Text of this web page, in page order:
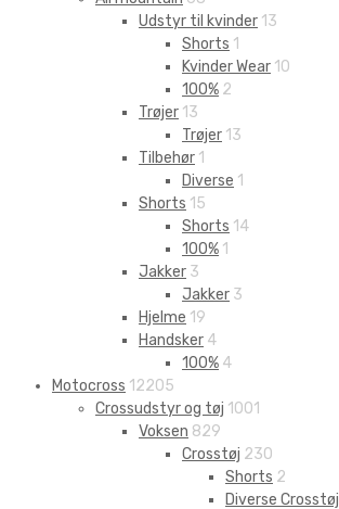
Udstyr til kvinder 13
Shorts 1
Kvinder Wear 10
100% 2
Trøjer 13
Trøjer 13
Tilbehør 1
Diverse 1
Shorts 15
Shorts 14
100% 1
Jakker 3
Jakker 3
Hjelme 19
Handsker 4
100% 4
Motocross 12205
Crossudstyr og tøj 1001
Voksen 829
Crosstøj 230
Shorts 2
Diverse Crosstøj